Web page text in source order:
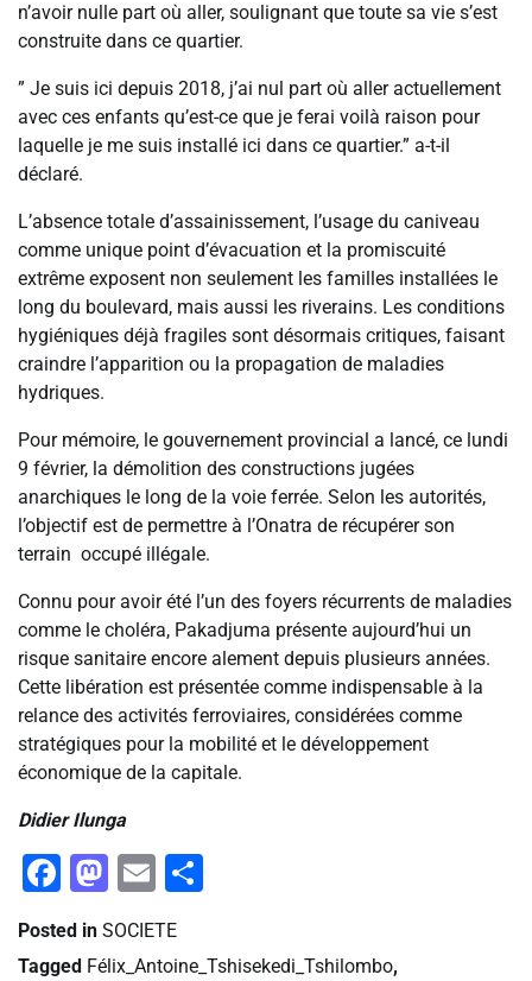
n’avoir nulle part où aller, soulignant que toute sa vie s’est
construite dans ce quartier.
” Je suis ici depuis 2018, j’ai nul part où aller actuellement
avec ces enfants qu’est-ce que je ferai voilà raison pour
laquelle je me suis installé ici dans ce quartier.” a-t-il
déclaré.
L’absence totale d’assainissement, l’usage du caniveau
comme unique point d’évacuation et la promiscuité
extrême exposent non seulement les familles installées le
long du boulevard, mais aussi les riverains. Les conditions
hygiéniques déjà fragiles sont désormais critiques, faisant
craindre l’apparition ou la propagation de maladies
hydriques.
Pour mémoire, le gouvernement provincial a lancé, ce lundi
9 février, la démolition des constructions jugées
anarchiques le long de la voie ferrée. Selon les autorités,
l’objectif est de permettre à l’Onatra de récupérer son
terrain occupé illégale.
Connu pour avoir été l’un des foyers récurrents de maladies
comme le choléra, Pakadjuma présente aujourd’hui un
risque sanitaire encore alement depuis plusieurs années.
Cette libération est présentée comme indispensable à la
relance des activités ferroviaires, considérées comme
stratégiques pour la mobilité et le développement
économique de la capitale.
Didier Ilunga
Facebook
Mastodon
Email
Posted in SOCIETE
Tagged Félix_Antoine_Tshisekedi_Tshilombo,